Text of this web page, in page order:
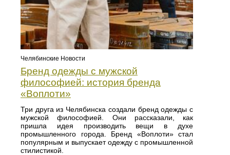
Челябинские Новости
Бренд одежды с мужской
философией: история бренда
«Воплоти»
Три друга из Челябинска создали бренд одежды с
мужской философией. Они рассказали, как
пришла идея производить вещи в духе
промышленного города. Бренд «Воплоти» стал
популярным и выпускает одежду с промышленной
стилистикой.